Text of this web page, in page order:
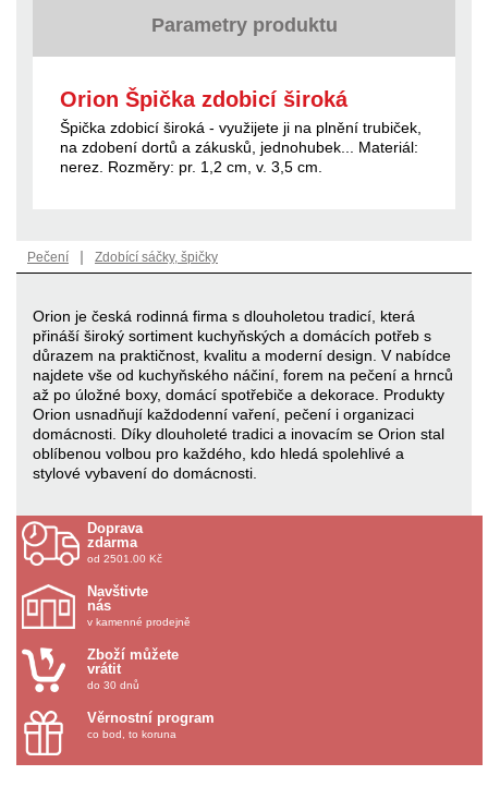
Parametry produktu
Orion Špička zdobicí široká
Špička zdobicí široká - využijete ji na plnění trubiček,
na zdobení dortů a zákusků, jednohubek... Materiál:
nerez. Rozměry: pr. 1,2 cm, v. 3,5 cm.
Pečení | Zdobící sáčky, špičky
Orion je česká rodinná firma s dlouholetou tradicí, která
přináší široký sortiment kuchyňských a domácích potřeb s
důrazem na praktičnost, kvalitu a moderní design. V nabídce
najdete vše od kuchyňského náčiní, forem na pečení a hrnců
až po úložné boxy, domácí spotřebiče a dekorace. Produkty
Orion usnadňují každodenní vaření, pečení i organizaci
domácnosti. Díky dlouholeté tradici a inovacím se Orion stal
oblíbenou volbou pro každého, kdo hledá spolehlivé a
stylové vybavení do domácnosti.
Doprava
zdarma
od 2501.00 Kč
Navštivte
nás
v kamenné prodejně
Zboží můžete
vrátit
do 30 dnů
Věrnostní program
co bod, to koruna